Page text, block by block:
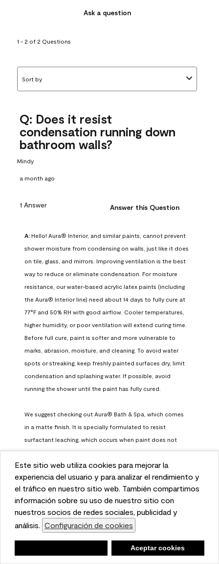
This website uses cookies to enhance user experience
and to analyze performance and traffic on our website.
We also share information about your use of our site
with our social media, advertising, and analytics
partners. Cookie Settings
Accept Cookies
Este sitio web utiliza cookies para mejorar la
experiencia del usuario y para analizar el rendimiento y
el tráfico en nuestro sitio web. También compartimos
información sobre su uso de nuestro sitio con
nuestros socios de redes sociales, publicidad y
análisis. Configuración de cookies
Aceptar cookies
Ask a question
1 - 2 of 2 Questions
Sort by
Q: Does it resist
condensation running down
bathroom walls?
Mindy
a month ago
1 Answer Answer this Question
A: Hello! Aura® Interior, and similar paints, cannot prevent
shower moisture from condensing on walls, just like it does
on tile, glass, and mirrors. Improving ventilation is the best
way to reduce or eliminate condensation. For moisture
resistance, our water-based acrylic latex paints (including
the Aura® Interior line) need about 14 days to fully cure at
77°F and 50% RH with good airflow. Cooler temperatures,
higher humidity, or poor ventilation will extend curing time.
Before full cure, paint is softer and more vulnerable to
marks, abrasion, moisture, and cleaning. To avoid water
spots or streaking, keep freshly painted surfaces dry, limit
condensation and splashing water. If possible, avoid
running the shower until the paint has fully cured.
We suggest checking out Aura® Bath & Spa, which comes
in a matte finish. It is specially formulated to resist
surfactant leaching, which occurs when paint does not
have enough time to fully cure before being exposed to
high humidity. To learn more, feel free to check it out here:
https://www.benjaminmoore.com/en-us/interior-exterior-
paints-stains/product-catalog/abs/aura-bath-and-spa-
paint
Benjamin Moore Support
a month ago